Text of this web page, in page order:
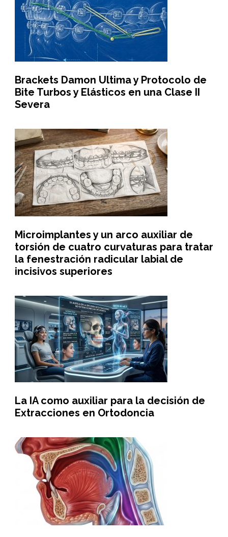
Brackets Damon Ultima y Protocolo de
Bite Turbos y Elásticos en una Clase II
Severa
Microimplantes y un arco auxiliar de
torsión de cuatro curvaturas para tratar
la fenestración radicular labial de
incisivos superiores
La IA como auxiliar para la decisión de
Extracciones en Ortodoncia